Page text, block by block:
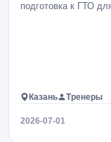
подготовка к ГТО
Казань Тренеры
2026-07-01